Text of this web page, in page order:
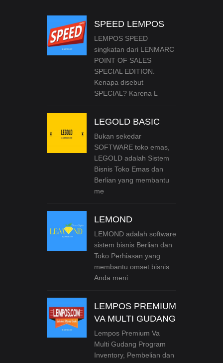
SPEED LEMPOS
LEMPOS SPEED
singkatan dari LENMARC
POINT OF SALES
SPECIAL EDITION.
Kenapa disebut
SPECIAL? Karena L
LEGOLD BASIC
Bukan sekedar
SOFTWARE toko emas,
LEGOLD adalah Sistem
Bisnis Toko Emas dan
Berlian yang membantu
me
LEMOND
LEMOND adalah software
sistem bisnis Berlian dan
Toko Perhiasan yang
membantu omset bisnis
Anda meni
LEMPOS PREMIUM
VA MULTI GUDANG
Lempos Premium Va
Multi Gudang Program
Inventory, Pembelian dan